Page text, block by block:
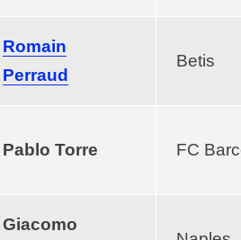
Romain
Perraud
Betis
Pablo Torre FC
Giacomo